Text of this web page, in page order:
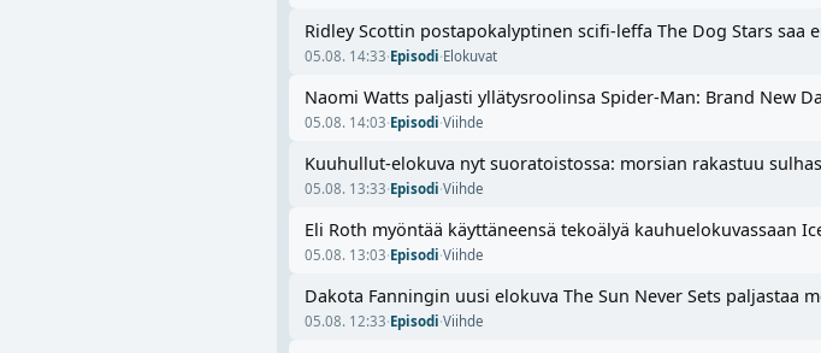
Ridley Scottin postapokalyptinen scifi-leffa The Dog Stars saa
05.08. 14:33·Episodi·Elokuvat
Naomi Watts paljasti yllätysroolinsa Spider-Man: Brand New
05.08. 14:03·Episodi·Viihde
Kuuhullut-elokuva nyt suoratoistossa: morsian rakastuu
05.08. 13:33·Episodi·Viihde
Eli Roth myöntää käyttäneensä tekoälyä kauhuelokuvassaan
05.08. 13:03·Episodi·Viihde
Dakota Fanningin uusi elokuva The Sun Never Sets paljastaa
05.08. 12:33·Episodi·Viihde